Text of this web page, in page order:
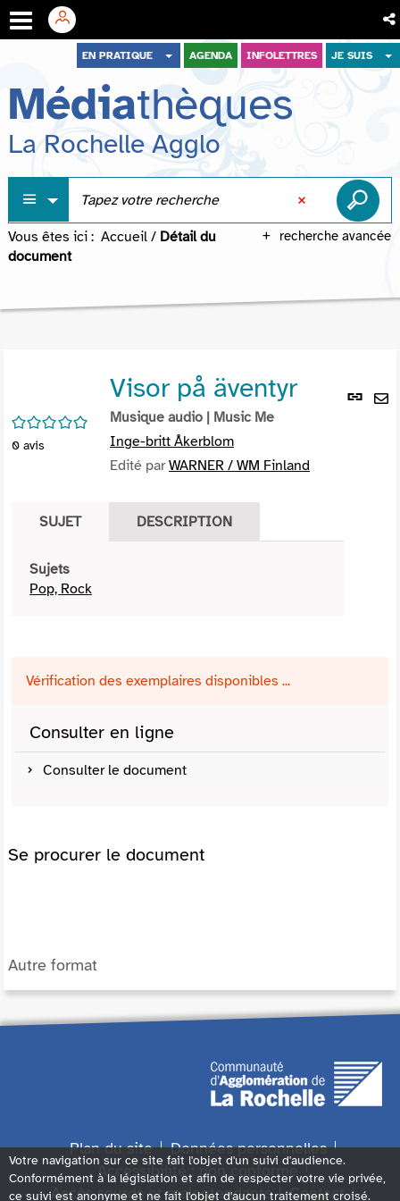
menu
contenu
recherche
EN PRATIQUE AGENDA INFOLETTRES JE SUIS
Médiathèques
La Rochelle Agglo
recherche avancée
Vous êtes ici : Accueil / Détail du
document
Lien
/5
0 avis
Visor på äventyr
Musique audio | Music Me
Inge-britt Åkerblom
Edité parWARNER / WM Finland
SUJET DESCRIPTION
Sujets
Pop, Rock
Vérification des exemplaires disponibles ...
Consulter en ligne
Consulter le document
Se procurer le document
Autre format
Plan du site
Données personnelles
Accessibilité : non conforme
Accès sourds et malentendants
Contact
Votre navigation sur ce site fait l'objet d'un suivi d'audience.
Conformément à la législation et afin de respecter votre vie privée,
ce suivi est anonyme et ne fait l'objet d'aucun traitement croisé.